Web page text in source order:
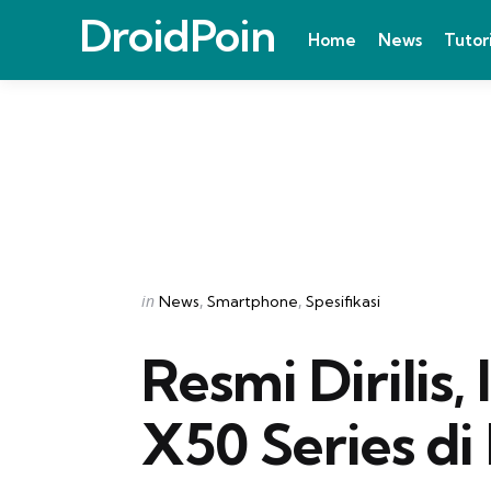
DroidPoin Home News
Categories
Posted
in News Smartphone Spesifikasi
Resmi Dirilis,
X50 Series di